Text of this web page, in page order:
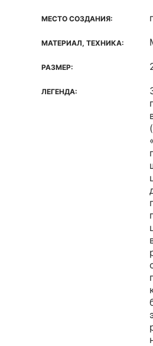
МЕСТО СОЗДАНИЯ:
МАТЕРИАЛ, ТЕХНИКА:
РАЗМЕР:
ЛЕГЕНДА: